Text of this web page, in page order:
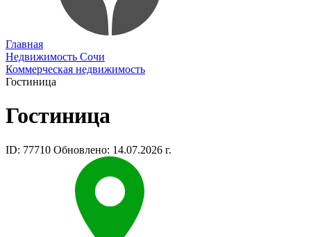
Главная
Недвижимость Сочи
Коммерческая недвижимость
Гостиница
Гостиница
ID: 77710 Обновлено: 14.07.2026 г.